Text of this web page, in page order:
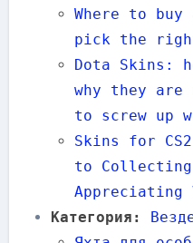
Where to
pick the
Dota Skins:
why they are
to screw up
Skins for
to
Appreciating
Категория: